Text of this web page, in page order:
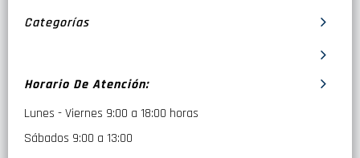
Categorías
Horario De Atención:
Lunes - Viernes 9:00 a 18:00 horas
Sábados 9:00 a 13:00